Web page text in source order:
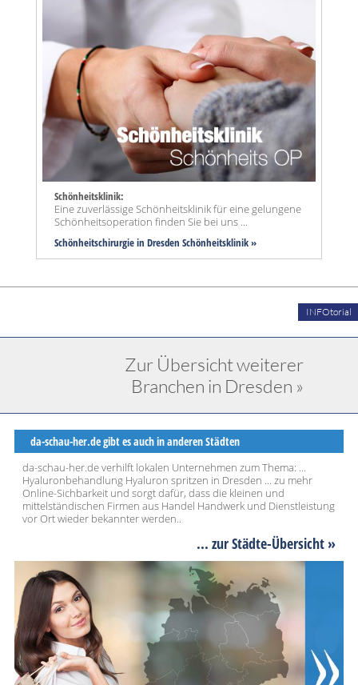
Schönheitsklinik:
Eine zuverlässige Schönheitsklinik für eine gelungene
Schönheitsoperation finden Sie bei uns ...
Schönheitschirurgie in Dresden Schönheitsklinik »
INFOtorial
Zur Übersicht weiterer
Branchen in Dresden »
da-schau-her.de gibt es auch in anderen Städten
da-schau-her.de verhilft lokalen Unternehmen zum Thema: ...
Hyaluronbehandlung Hyaluron spritzen in Dresden ... zu mehr
Online-Sichbarkeit und sorgt dafür, dass die kleinen und
mittelständischen Firmen aus Handel Handwerk und Dienstleistung
vor Ort wieder bekannter werden..
... zur Städte-Übersicht »